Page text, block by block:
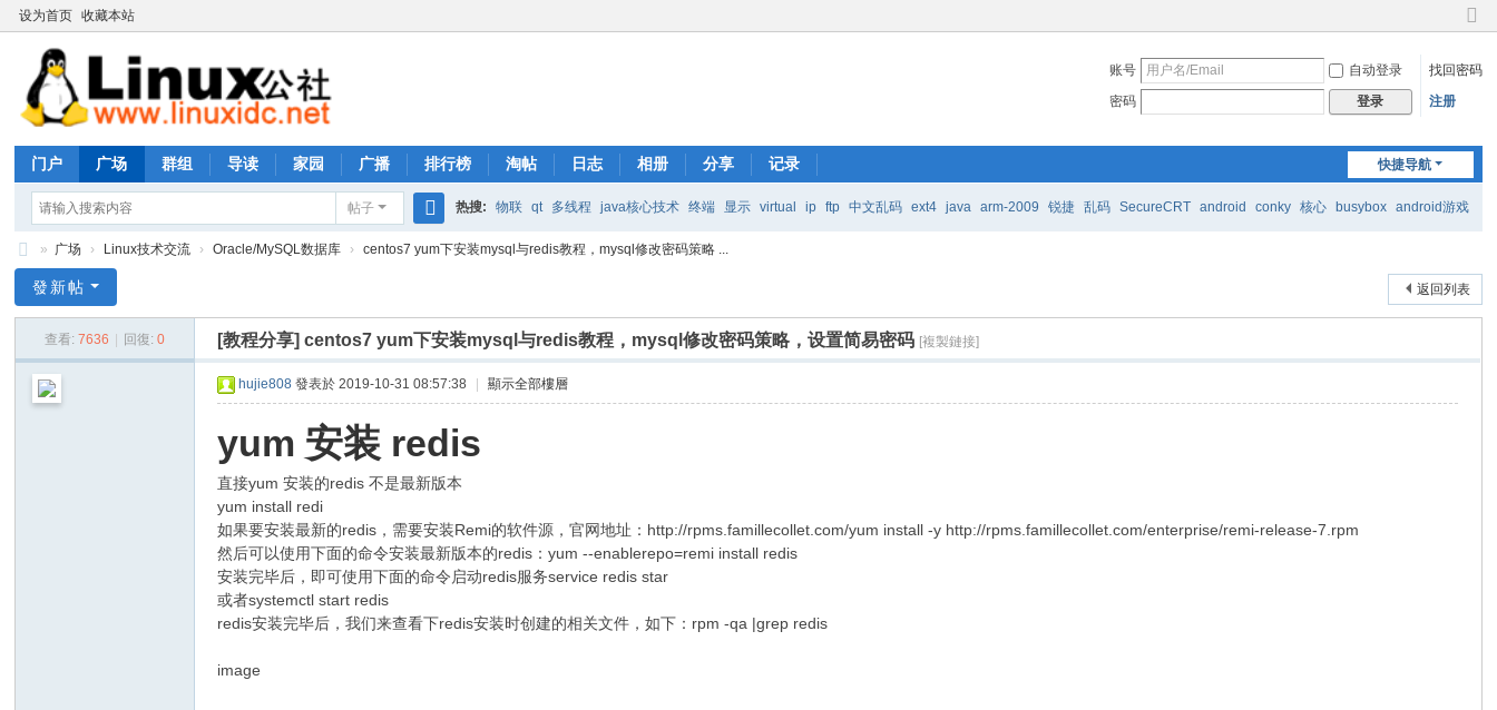
设为首页 收藏本站
切
到
账号 自动登录
找回密码
密码
登录 注册
快捷导航
门户 广场 群组 导读 家园 广播 排行榜 淘帖 日志 相册 分享 记录
帖子
搜
热搜: 物联 qt 多线程 java核心技术 终端 显示 virtual ip ftp 中文乱码 ext4 java arm-2009 锐捷 乱码 SecureCRT android conky 核心 busybox android游戏
rhs333 Java核心技术 mic
nu
公
» 广场 › Linux技术交流 › Oracle/MySQL数据库 › centos7 yum下安装mysql与redis教程，mysql修改密码策略 ...
返回列表
發新帖
查看: 7636 回復: 0 [教程分享]centos7 yum下安装mysql与redis教程，mysql修改密码策略，设置简易密码 [複製鏈接]
hujie808 發表於 2019-10-31 08:57:38 顯示全部樓層
yum 安装 redis
直接yum 安装的redis 不是最新版本
yum install redi
如果要安装最新的redis，需要安装Remi的软件源，官网地址： http://rpms.famillecollet.com/yum install -y http://rpms.famillecollet.com/enterprise/remi-release-7.rpm
然后可以使用下面的命令安装最新版本的redis：yum --enablerepo=remi install redis
安装完毕后，即可使用下面的命令启动redis服务service redis star
或者systemctl start redis
redis安装完毕后，我们来查看下redis安装时创建的相关文件，如下：rpm -qa |grep redis
image